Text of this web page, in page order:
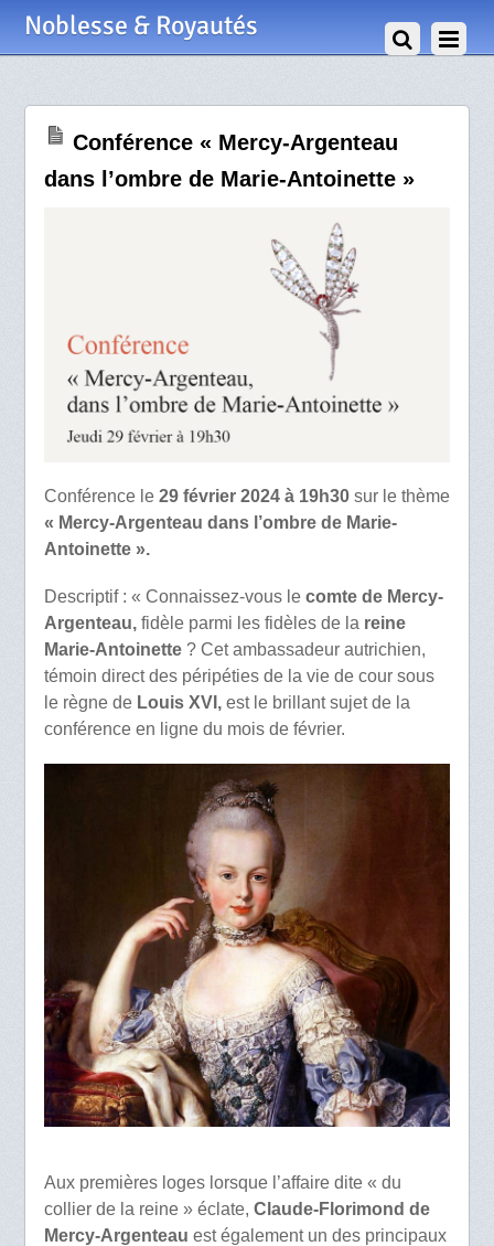
Noblesse & Royautés
Conférence « Mercy-Argenteau
dans l’ombre de Marie-Antoinette »
Conférence le 29 février 2024 à 19h30sur le thème
« Mercy-Argenteau dans l’ombre de Marie-
Antoinette ».
Descriptif : « Connaissez-vous le comte de Mercy-
Argenteau,fidèle parmi les fidèles de la reine
Marie-Antoinette? Cet ambassadeur autrichien,
témoin direct des péripéties de la vie de cour sous
le règne de Louis XVI,est le brillant sujet de la
conférence en ligne du mois de février.
Aux premières loges lorsque l’affaire dite « du
collier de la reine » éclate, Claude-Florimond de
Mercy-Argenteau est également un des principaux